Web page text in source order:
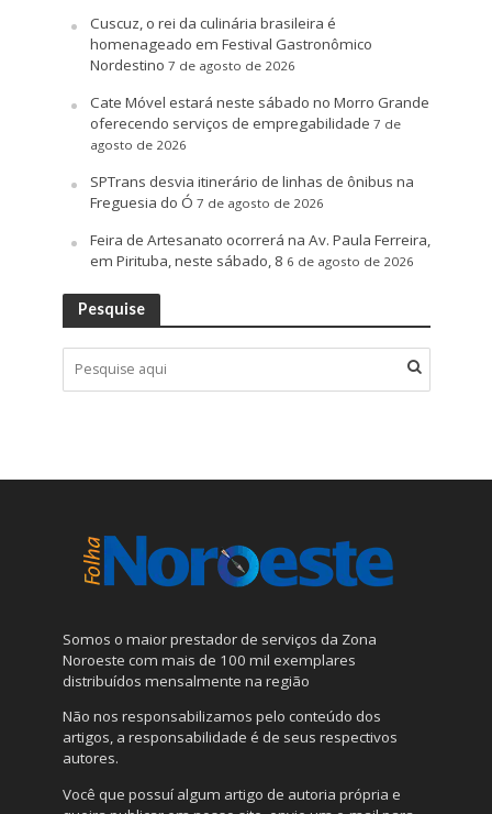
Cuscuz, o rei da culinária brasileira é
homenageado em Festival Gastronômico
Nordestino 7 de agosto de 2026
Cate Móvel estará neste sábado no Morro Grande
oferecendo serviços de empregabilidade 7 de
agosto de 2026
SPTrans desvia itinerário de linhas de ônibus na
Freguesia do Ó 7 de agosto de 2026
Feira de Artesanato ocorrerá na Av. Paula Ferreira,
em Pirituba, neste sábado, 8 6 de agosto de 2026
Pesquise
Somos o maior prestador de serviços da Zona
Noroeste com mais de 100 mil exemplares
distribuídos mensalmente na região
Não nos responsabilizamos pelo conteúdo dos
artigos, a responsabilidade é de seus respectivos
autores.
Você que possuí algum artigo de autoria própria e